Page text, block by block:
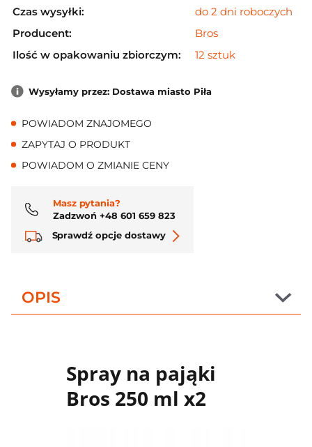
Czas wysyłki:
do 2 dni roboczych
Producent:
Bros
Ilość w opakowaniu zbiorczym:
12 sztuk
Wysyłamy przez: Dostawa miasto Piła
POWIADOM ZNAJOMEGO
ZAPYTAJ O PRODUKT
POWIADOM O ZMIANIE CENY
Masz pytania?
Zadzwoń +48 601 659 823
Sprawdź opcje dostawy
OPIS
Spray na pająki
Bros 250 ml x2